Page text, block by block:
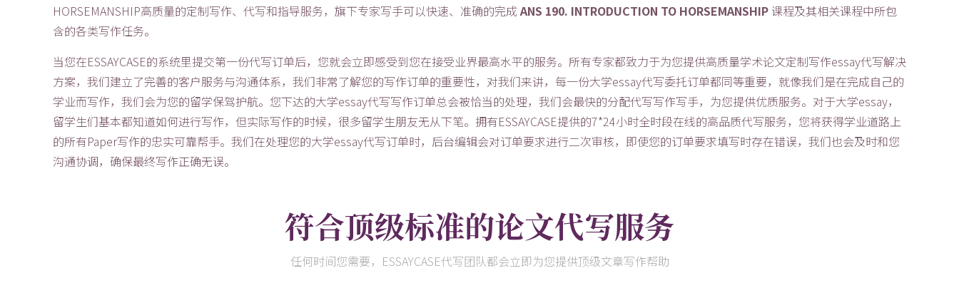
HORSEMANSHIP高质量的定制写作、代写和指导服务，旗下专家写手可以快速、准确的完成ANS 190. INTRODUCTION TO HORSEMANSHIP课程及其相关课程中所包
含的各类写作任务。
当您在ESSAYCASE的系统里提交第一份代写订单后，您就会立即感受到您在接受业界最高水平的服务。所有专家都致力于为您提供高质量学术论文定制写作essay代写解决
方案，我们建立了完善的客户服务与沟通体系，我们非常了解您的写作订单的重要性，对我们来讲，每一份大学essay代写委托订单都同等重要，就像我们是在完成自己的
学业而写作，我们会为您的留学保驾护航。您下达的大学essay代写写作订单总会被恰当的处理，我们会最快的分配代写写作写手，为您提供优质服务。对于大学essay，
留学生们基本都知道如何进行写作，但实际写作的时候，很多留学生朋友无从下笔。拥有ESSAYCASE提供的7*24小时全时段在线的高品质代写服务，您将获得学业道路上
的所有Paper写作的忠实可靠帮手。我们在处理您的大学essay代写订单时，后台编辑会对订单要求进行二次审核，即使您的订单要求填写时存在错误，我们也会及时和您
沟通协调，确保最终写作正确无误。
符合顶级标准的论文代写服务
任何时间您需要，ESSAYCASE代写团队都会立即为您提供顶级文章写作帮助